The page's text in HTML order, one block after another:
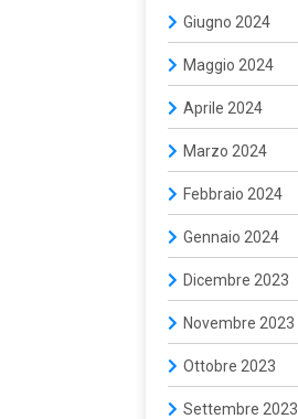
Giugno 2024
Maggio 2024
Aprile 2024
Marzo 2024
Febbraio 2024
Gennaio 2024
Dicembre 2023
Novembre 2023
Ottobre 2023
Settembre 2023